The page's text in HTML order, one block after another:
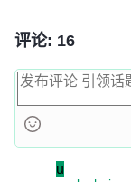
评论: 16
u